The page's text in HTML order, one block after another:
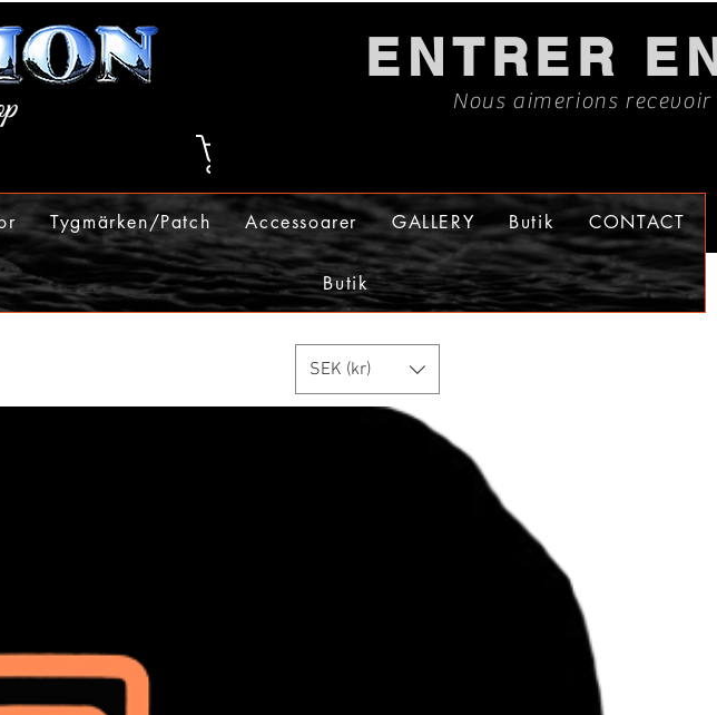
ENTRER
Nous aimerions
Tygmärken/Patch Accessoarer GALLERY Butik CONTACT
Butik
SEK (kr)